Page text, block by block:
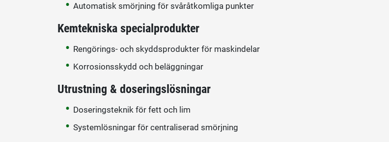
Automatisk smörjning för svåråtkomliga punkter
Kemtekniska specialprodukter
Rengörings- och skyddsprodukter för maskindelar
Korrosionsskydd och beläggningar
Utrustning & doseringslösningar
Doseringsteknik för fett och lim
Systemlösningar för centraliserad smörjning